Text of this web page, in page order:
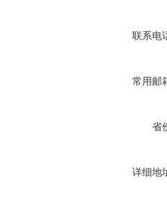
联系电
常用邮
省
详细地